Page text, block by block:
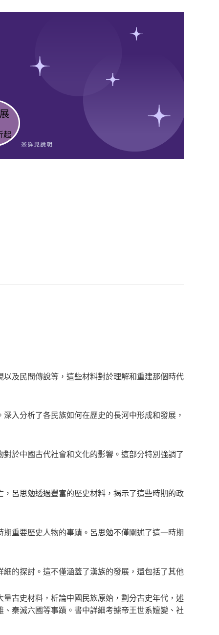
及民間傳說等，這些材料對於理解和重建那個時代
入分析了各民族如何在歷史的長河中形成和發展，
於中國古代社會和文化的影響。這部分特別強調了
呂思勉透過豐富的歷史材料，揭示了這些時期的政
重要歷史人物的事蹟。呂思勉不僅闡述了這一時期
的探討。這不僅涵蓋了漢族的發展，還包括了其他
古史材料，析論中國民族原始，劃分古史年代，述
秦滅六國等事蹟。書中詳細考據帝王世系嬗變、社